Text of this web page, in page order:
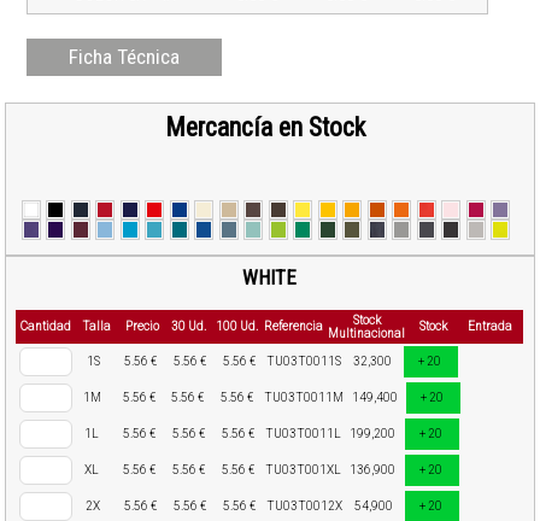
Ficha Técnica
Mercancía en Stock
WHITE
Cantidad Talla Precio 30 Ud. 100 Ud. Referencia
Stock
Multinacional
Stock Entrada
1S 5.56 € 5.56 € 5.56 € TU03T0011S 32,300 + 20
1M 5.56 € 5.56 € 5.56 € TU03T0011M 149,400 + 20
1L 5.56 € 5.56 € 5.56 € TU03T0011L 199,200 + 20
XL 5.56 € 5.56 € 5.56 € TU03T001XL 136,900 + 20
2X 5.56 € 5.56 € 5.56 € TU03T0012X 54,900 + 20